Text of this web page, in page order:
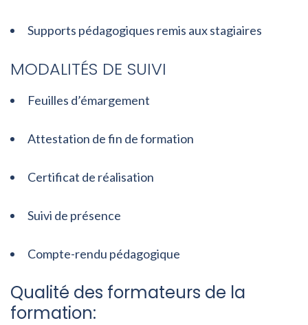
Supports pédagogiques remis aux stagiaires
MODALITÉS DE SUIVI
Feuilles d’émargement
Attestation de fin de formation
Certificat de réalisation
Suivi de présence
Compte-rendu pédagogique
Qualité des formateurs de la
formation: